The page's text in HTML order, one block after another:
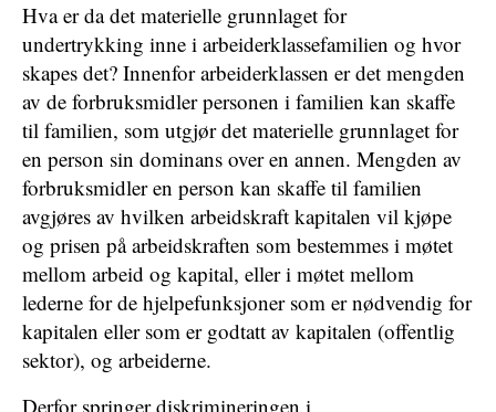
Hva er da det materielle grunnlaget for
undertrykking inne i arbeiderklassefamilien og hvor
skapes det? Innenfor arbeiderklassen er det mengden
av de forbruksmidler personen i familien kan skaffe
til familien, som utgjør det materielle grunnlaget for
en person sin dominans over en annen. Mengden av
forbruksmidler en person kan skaffe til familien
avgjøres av hvilken arbeidskraft kapitalen vil kjøpe
og prisen på arbeidskraften som bestemmes i møtet
mellom arbeid og kapital, eller i møtet mellom
lederne for de hjelpefunksjoner som er nødvendig for
kapitalen eller som er godtatt av kapitalen (offentlig
sektor), og arbeiderne.
Derfor springer diskrimineringen i